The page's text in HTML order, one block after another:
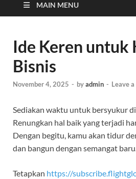
MAIN MENU
Ide Keren untuk
Bisnis
November 4, 2025 - byadmin - Leave
Sediakan waktu untuk bersyukur
Renungkan hal baik yang terjadi
Dengan begitu, kamu akan tidur
dan bangun dengan semangat
Tetapkan https://